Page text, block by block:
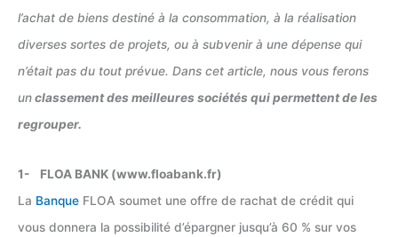
l’achat de biens destiné à la consommation, à la réalisation
diverses sortes de projets, ou à subvenir à une dépense qui
n’était pas du tout prévue. Dans cet article, nous vous ferons
unclassement des meilleures sociétés qui permettent de les
regrouper.
1- FLOA BANK (www.floabank.fr)
La Banque FLOA soumet une offre de rachat de crédit qui
vous donnera la possibilité d’épargner jusqu’à 60 % sur vos